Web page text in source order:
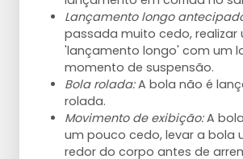
Lançamento longo
passada muito cedo, realizar
'lançamento longo' com um
momento de suspensão.
Bola rolada:A bola não é
rolada.
Movimento de exibição:A
um pouco cedo, levar a bola
redor do corpo antes de